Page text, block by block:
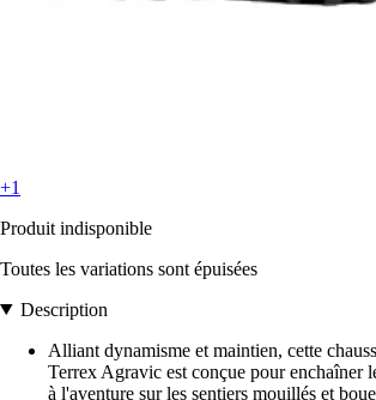
+1
Produit indisponible
Toutes les variations sont épuisées
Description
Alliant dynamisme et maintien, cette
Terrex Agravic est conçue pour enchaîner
à l'aventure sur les sentiers mouillés et